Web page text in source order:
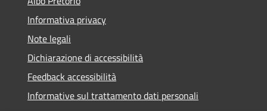
Informativa privacy
Note legali
Dichiarazione di accessibilità
Feedback accessibilità
Informative sul trattamento dati personali